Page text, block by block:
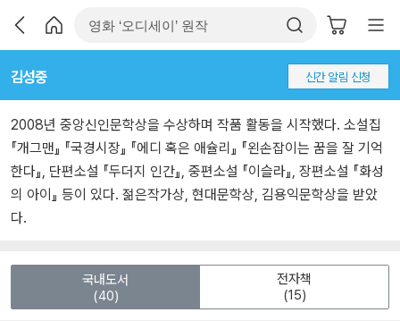
김성중 신간 알림 신청
2008년 중앙신인문학상을 수상하며 작품 활동을 시작했다. 소설집
『개그맨』 『국경시장』 『에디 혹은 애슐리』 『왼손잡이는 꿈을 잘 기억
한다』, 단편소설 『두더지 인간』, 중편소설 『이슬라』, 장편소설 『화성
의 아이』 등이 있다. 젊은작가상, 현대문학상, 김용익문학상을 받았
다.
국내도서
(40)
전자책
(15)